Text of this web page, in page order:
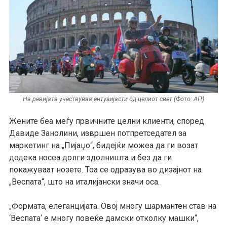
На ревијата учествуваа ентузијасти од целиот свет (Фото: АП)
Жените беа меѓу првичните целни клиенти, според
Давиде Занолини, извршен потпретседател за
маркетинг на „Пијаџо“, бидејќи можеа да ги возат
додека носеа долги здолништа и без да ги
покажуваат нозете. Тоа се одразува во дизајнот на
„Веспата“, што на италијански значи оса.
„Формата, елеганцијата. Овој многу шармантен став на
‘Веспата‘ е многу повеќе дамски отколку машки“,